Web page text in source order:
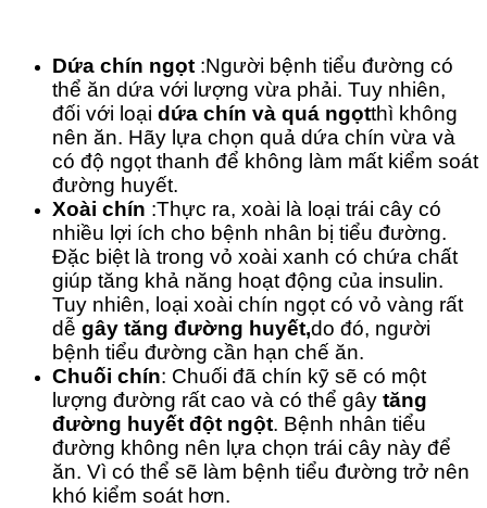
Dứa chín ngọt :Người bệnh tiểu đường có
thể ăn dứa với lượng vừa phải. Tuy nhiên,
đối với loại dứa chín và quá ngọtthì không
nên ăn. Hãy lựa chọn quả dứa chín vừa và
có độ ngọt thanh để không làm mất kiểm soát
đường huyết.
Xoài chín :Thực ra, xoài là loại trái cây có
nhiều lợi ích cho bệnh nhân bị tiểu đường.
Đặc biệt là trong vỏ xoài xanh có chứa chất
giúp tăng khả năng hoạt động của insulin.
Tuy nhiên, loại xoài chín ngọt có vỏ vàng rất
dễ gây tăng đường huyết,do đó, người
bệnh tiểu đường cần hạn chế ăn.
Chuối chín: Chuối đã chín kỹ sẽ có một
lượng đường rất cao và có thể gây tăng
đường huyết đột ngột. Bệnh nhân tiểu
đường không nên lựa chọn trái cây này để
ăn. Vì có thể sẽ làm bệnh tiểu đường trở nên
khó kiểm soát hơn.